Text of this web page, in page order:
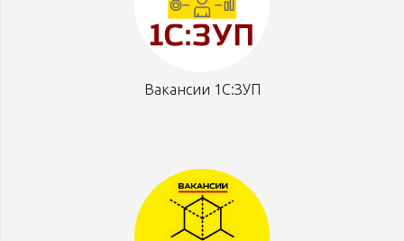
Вакансии 1С:ЗУП